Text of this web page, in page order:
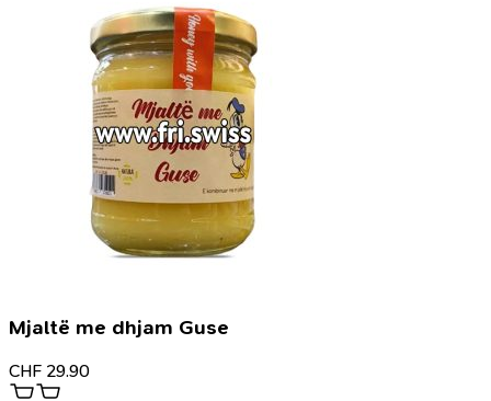
Mjaltë me dhjam Guse
CHF 29.90